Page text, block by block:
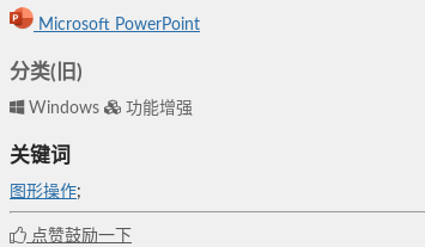
Microsoft PowerPoint
分类(旧)
Windows 功能增强
关键词
图形操作;
点赞鼓励一下